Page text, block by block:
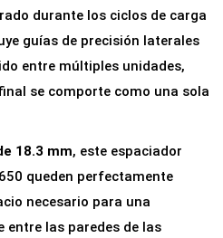
durante los ciclos de carga
guías de precisión laterales
entre múltiples unidades,
se comporte como una sola
18.3 mm, este espaciador
queden perfectamente
necesario para una
entre las paredes de las